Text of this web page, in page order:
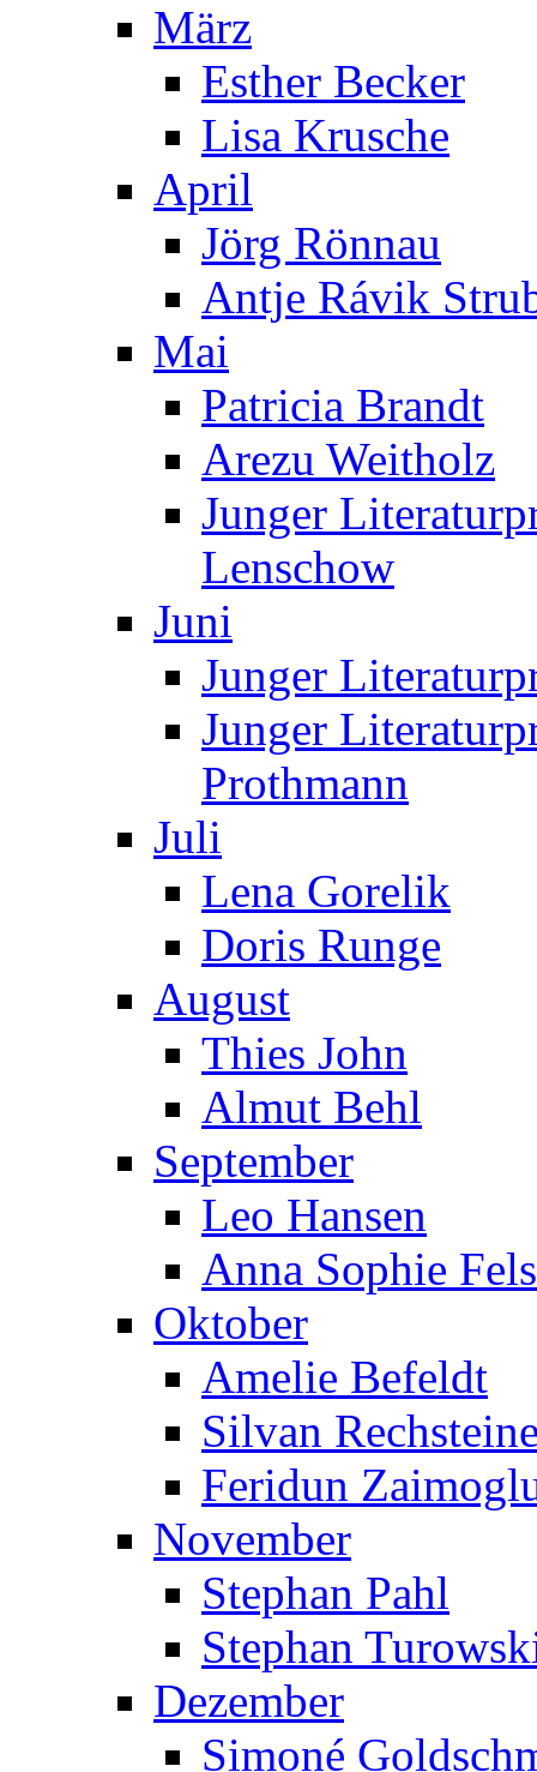
März
Esther Becker
Lisa Krusche
April
Jörg Rönnau
Antje Rávik
Mai
Patricia Brandt
Arezu Weitholz
Junger
Lenschow
Juni
Junger
Junger
Prothmann
Juli
Lena Gorelik
Doris Runge
August
Thies John
Almut Behl
September
Leo Hansen
Anna Sophie
Oktober
Amelie Befeldt
Silvan
Feridun
November
Stephan Pahl
Stephan
Dezember
Simoné